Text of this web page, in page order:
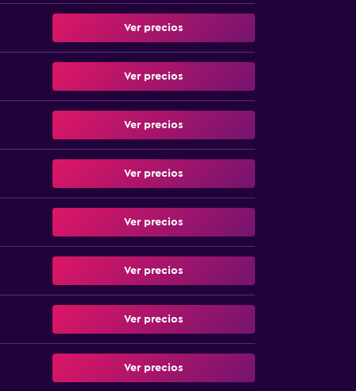
Ver precios
Ver precios
Ver precios
Ver precios
Ver precios
Ver precios
Ver precios
Ver precios